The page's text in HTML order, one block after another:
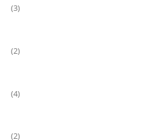
(3)
(2)
(4)
(2)